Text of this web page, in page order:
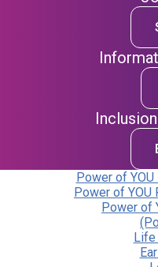
Power of
Power of YOU
Power of
Life